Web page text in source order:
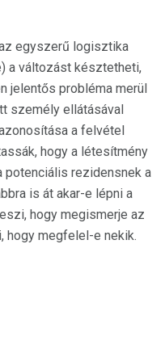
egyszerű logisztika
a változást késztetheti,
jelentős probléma merül
személy ellátásával
a felvétel
hogy a létesítmény
potenciális rezidensnek a
is át akar-e lépni a
hogy megismerje az
hogy megfelel-e nekik.